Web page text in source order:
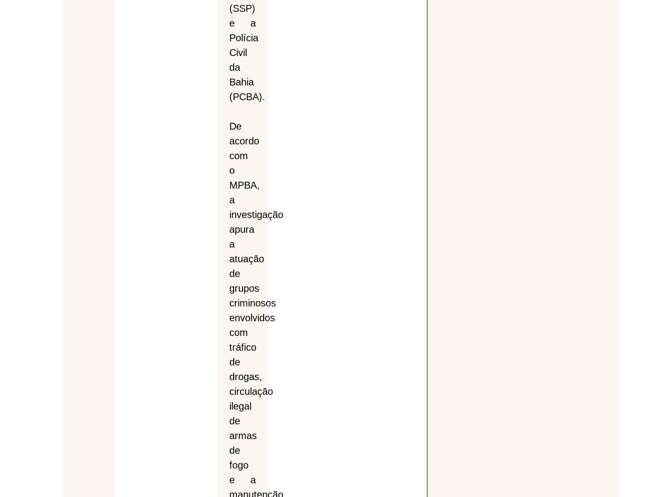
(SSP)
e a
Polícia
Civil
da
Bahia
(PCBA).
De
acordo
com
o
MPBA,
a
investigação
apura
a
atuação
de
grupos
criminosos
envolvidos
com
tráfico
de
drogas,
circulação
ilegal
de
armas
de
fogo
e a
manutenção